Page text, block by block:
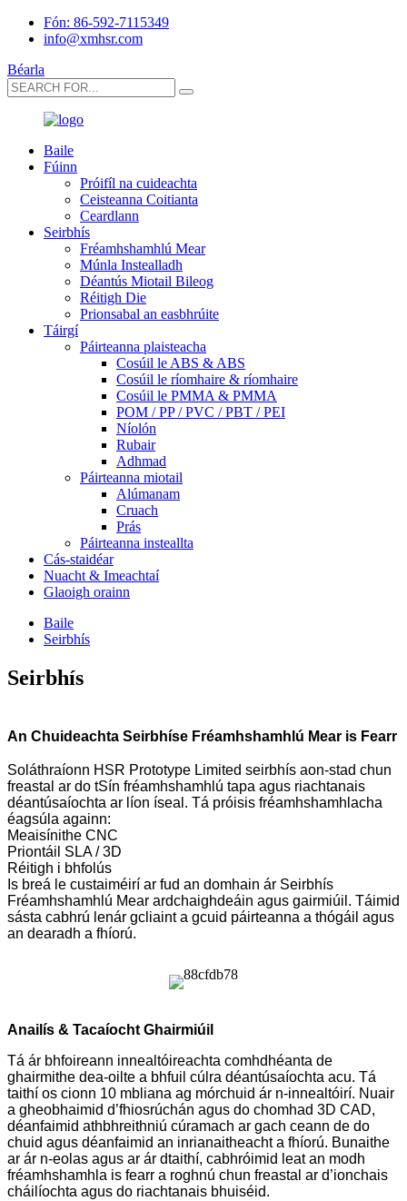
Fón: 86-592-7115349
info@xmhsr.com
Béarla
Baile
Fúinn
Próifíl na cuideachta
Ceisteanna Coitianta
Ceardlann
Seirbhís
Fréamhshamhlú Mear
Múnla Instealladh
Déantús Miotail Bileog
Réitigh Die
Prionsabal an easbhrúite
Táirgí
Páirteanna plaisteacha
Cosúil le ABS & ABS
Cosúil le ríomhaire & ríomhaire
Cosúil le PMMA & PMMA
POM / PP / PVC / PBT / PEI
Níolón
Rubair
Adhmad
Páirteanna miotail
Alúmanam
Cruach
Prás
Páirteanna insteallta
Cás-staidéar
Nuacht & Imeachtaí
Glaoigh orainn
Baile
Seirbhís
Seirbhís
An Chuideachta Seirbhíse Fréamhshamhlú Mear is Fearr
Soláthraíonn HSR Prototype Limited seirbhís aon-stad chun
freastal ar do tSín fréamhshamhlú tapa agus riachtanais
déantúsaíochta ar líon íseal. Tá próisis fréamhshamhlacha
éagsúla againn:
Meaisínithe CNC
Priontáil SLA / 3D
Réitigh i bhfolús
Is breá le custaiméirí ar fud an domhain ár Seirbhís
Fréamhshamhlú Mear ardchaighdeáin agus gairmiúil. Táimid
sásta cabhrú lenár gcliaint a gcuid páirteanna a thógáil agus
an dearadh a fhíorú.
Anailís & Tacaíocht Ghairmiúil
Tá ár bhfoireann innealtóireachta comhdhéanta de
ghairmithe dea-oilte a bhfuil cúlra déantúsaíochta acu. Tá
taithí os cionn 10 mbliana ag mórchuid ár n-innealtóirí. Nuair
a gheobhaimid d’fhiosrúchán agus do chomhad 3D CAD,
déanfaimid athbhreithniú cúramach ar gach ceann de do
chuid agus déanfaimid an inrianaitheacht a fhíorú. Bunaithe
ar ár n-eolas agus ar ár dtaithí, cabhróimid leat an modh
fréamhshamhla is fearr a roghnú chun freastal ar d’ionchais
cháilíochta agus do riachtanais bhuiséid.